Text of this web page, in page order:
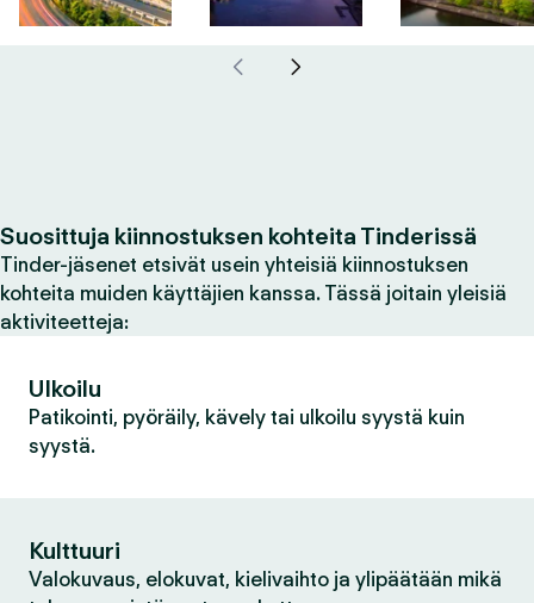
Suosittuja kiinnostuksen kohteita Tinderissä
Tinder-jäsenet etsivät usein yhteisiä kiinnostuksen
kohteita muiden käyttäjien kanssa. Tässä joitain yleisiä
aktiviteetteja:
Ulkoilu
Patikointi, pyöräily, kävely tai ulkoilu syystä kuin
syystä.
Kulttuuri
Valokuvaus, elokuvat, kielivaihto ja ylipäätään mikä